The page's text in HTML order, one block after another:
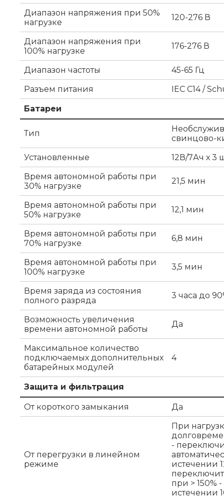
Диапазон напряжения при 50%
нагрузке
120-276 В
Диапазон напряжения при
100% нагрузке
176-276 В
Диапазон частоты
45-65 Гц
Разъем питания
IEC C14 /
Батареи
Тип
свинцово-
Установленные
12В/7Ач х 3
Время автономной работы при
30% нагрузке
21,5 мин
Время автономной работы при
50% нагрузке
12,1 мин
Время автономной работы при
70% нагрузке
6,8 мин
Время автономной работы при
100% нагрузке
3,5 мин
Время заряда из состояния
полного разряда
3 часа до
Возможность увеличения
времени автономной работы
Да
Максимальное количество
подключаемых дополнительных
батарейных модулей
4
Защита и фильтрация
От короткого замыкания Да
От перегрузки в линейном
режиме
При
-
истечении
при > 150%
истечении